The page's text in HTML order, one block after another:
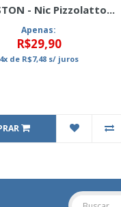
- Nic Pizzolatto...
Apenas:
R$29,90
4xde R$7,48s/ juros